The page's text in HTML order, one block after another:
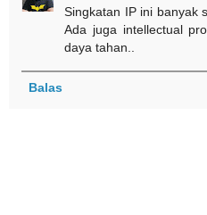
Singkatan IP ini banyak
Ada juga intellectual
daya tahan..
Balas